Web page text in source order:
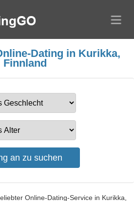
Dating in Kurikka,
Finnland
Online-Dating-Service in Kurikka,